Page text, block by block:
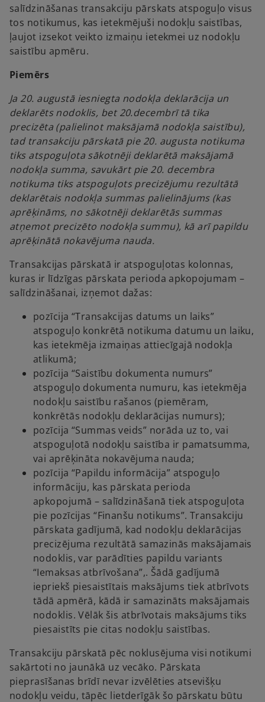
salīdzināšanas transakciju pārskats atspoguļo visus
tos notikumus, kas ietekmējuši nodokļu saistības,
ļaujot izsekot veikto izmaiņu ietekmei uz nodokļu
saistību apmēru.
Piemērs
Ja 20. augustā iesniegta nodokļa deklarācija un
deklarēts nodoklis, bet 20.decembrī tā tika
precizēta (palielinot maksājamā nodokļa saistību),
tad transakciju pārskatā pie 20. augusta notikuma
tiks atspoguļota sākotnēji deklarētā maksājamā
nodokļa summa, savukārt pie 20. decembra
notikuma tiks atspoguļots precizējumu rezultātā
deklarētais nodokļa summas palielinājums (kas
aprēķināms, no sākotnēji deklarētās summas
atņemot precizēto nodokļa summu), kā arī papildu
aprēķinātā nokavējuma nauda.
Transakcijas pārskatā ir atspoguļotas kolonnas,
kuras ir līdzīgas pārskata perioda apkopojumam –
salīdzināšanai, izņemot dažas:
pozīcija “Transakcijas datums un laiks”
atspoguļo konkrētā notikuma datumu un laiku,
kas ietekmēja izmaiņas attiecīgajā nodokļa
atlikumā;
pozīcija “Saistību dokumenta numurs”
atspoguļo dokumenta numuru, kas ietekmēja
nodokļu saistību rašanos (piemēram,
konkrētās nodokļu deklarācijas numurs);
pozīcija “Summas veids” norāda uz to, vai
atspoguļotā nodokļu saistība ir pamatsumma,
vai aprēķināta nokavējuma nauda;
pozīcija “Papildu informācija” atspoguļo
informāciju, kas pārskata perioda
apkopojumā – salīdzināšanā tiek atspoguļota
pie pozīcijas “Finanšu notikums”. Transakciju
pārskata gadījumā, kad nodokļu deklarācijas
precizējuma rezultātā samazinās maksājamais
nodoklis, var parādīties papildu variants
“Iemaksas atbrīvošana”,. Šādā gadījumā
iepriekš piesaistītais maksājums tiek atbrīvots
tādā apmērā, kādā ir samazināts maksājamais
nodoklis. Vēlāk šis atbrīvotais maksājums tiks
piesaistīts pie citas nodokļu saistības.
Transakciju pārskatā pēc noklusējuma visi notikumi
sakārtoti no jaunākā uz vecāko. Pārskata
pieprasīšanas brīdī nevar izvēlēties atsevišķu
nodokļu veidu, tāpēc lietderīgāk šo pārskatu būtu